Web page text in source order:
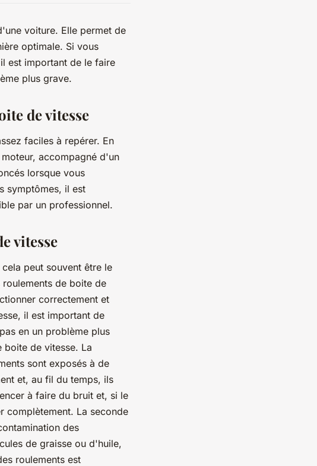
voiture. Elle permet de
optimale. Si vous
est important de le faire
plus grave.
de vitesse
faciles à repérer. En
accompagné d'un
lorsque vous
symptômes, il est
par un professionnel.
vitesse
peut souvent être le
de boite de
correctement et
il est important de
en un problème plus
boite de vitesse. La
sont exposés à de
et, au fil du temps, ils
à faire du bruit et, si le
complètement. La seconde
des
de graisse ou d'huile,
roulements est